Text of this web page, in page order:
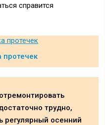
справится
протечек
трудно,
регулярный осенний